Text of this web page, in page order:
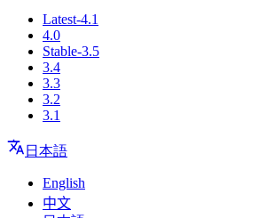
Latest-4.1
4.0
Stable-3.5
3.4
3.3
3.2
3.1
日本語
English
中文